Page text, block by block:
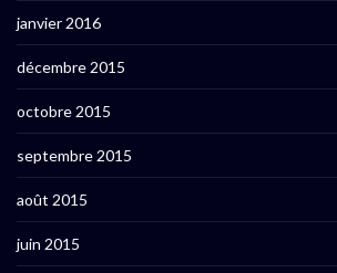
janvier 2016
décembre 2015
octobre 2015
septembre 2015
août 2015
juin 2015